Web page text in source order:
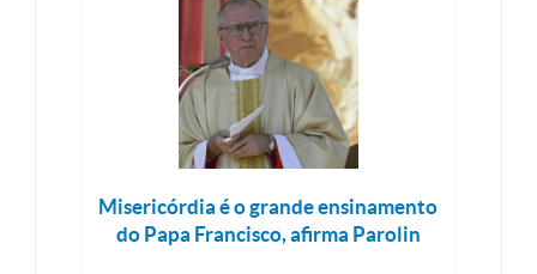
Misericórdia é o grande ensinamento
do Papa Francisco, afirma Parolin